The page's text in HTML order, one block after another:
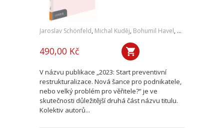
Jaroslav Schönfeld, Michal Kuděj, Bohumil Havel, Petr Sprinz
490,00 Kč
V názvu publikace „2023: Start preventivní
restrukturalizace. Nová šance pro podnikatele,
nebo velký problém pro věřitele?“ je ve
skutečnosti důležitější druhá část názvu titulu.
Kolektiv autorů...